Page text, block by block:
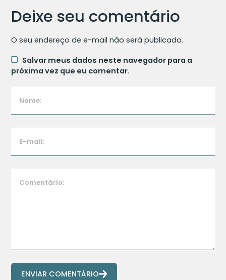
Deixe seu comentário
O seu endereço de e-mail não será publicado.
Salvar meus dados neste navegador para a
próxima vez que eu comentar.
ENVIAR COMENTÁRIO